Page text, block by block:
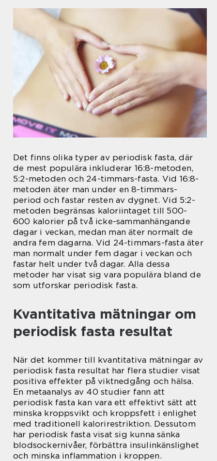
Det finns olika typer av periodisk fasta, där
de mest populära inkluderar 16:8-metoden,
5:2-metoden och 24-timmars-fasta. Vid 16:8-
metoden äter man under en 8-timmars-
period och fastar resten av dygnet. Vid 5:2-
metoden begränsas kaloriintaget till 500-
600 kalorier på två icke-sammanhängande
dagar i veckan, medan man äter normalt de
andra fem dagarna. Vid 24-timmars-fasta äter
man normalt under fem dagar i veckan och
fastar helt under två dagar. Alla dessa
metoder har visat sig vara populära bland de
som utforskar periodisk fasta.
Kvantitativa mätningar om
periodisk fasta resultat
När det kommer till kvantitativa mätningar av
periodisk fasta resultat har flera studier visat
positiva effekter på viktnedgång och hälsa.
En metaanalys av 40 studier fann att
periodisk fasta kan vara ett effektivt sätt att
minska kroppsvikt och kroppsfett i enlighet
med traditionell kalorirestriktion. Dessutom
har periodisk fasta visat sig kunna sänka
blodsockernivåer, förbättra insulinkänslighet
och minska inflammation i kroppen.